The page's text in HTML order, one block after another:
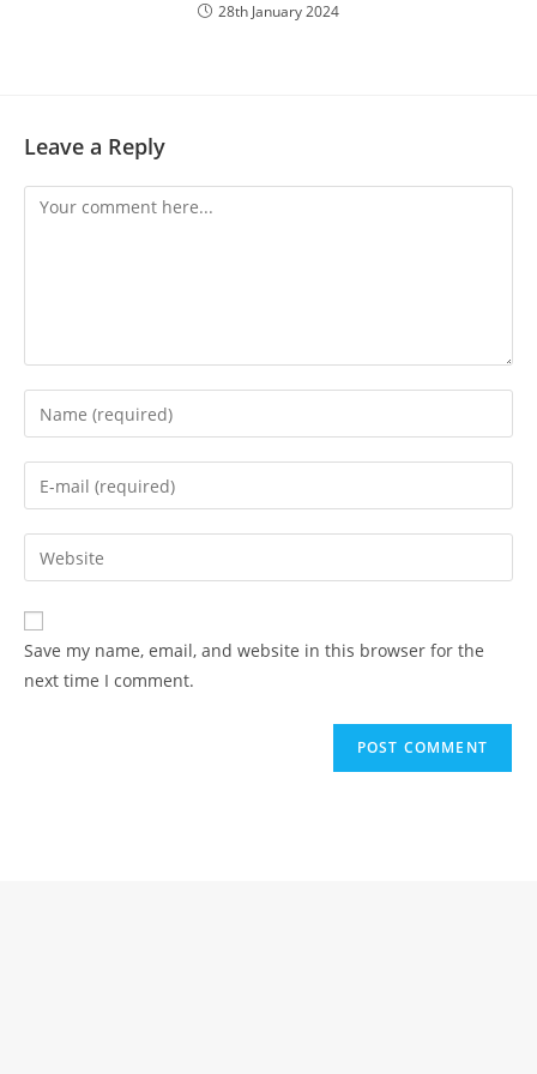
28th January 2024
Leave a Reply
Comment
Enter
your
name
comment
Enter
your
email
address
comment
Enter
your
website
URL
(optional)
Save my name, email, and website in this browser for the
next time I comment.